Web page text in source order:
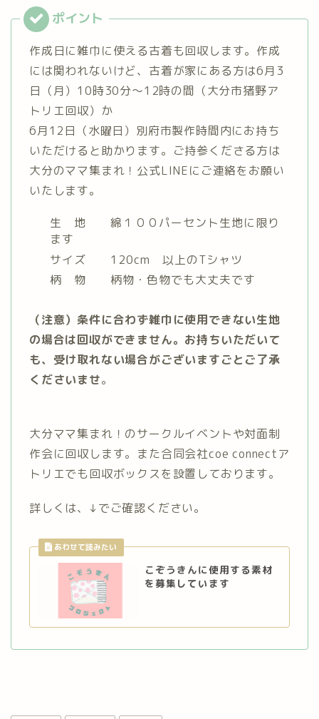
作成日に雑巾に使える古着も回収します。作成
には関われないけど、古着が家にある方は6月3
日（月）10時30分〜12時の間（大分市猪野ア
トリエ回収）か
6月12日（水曜日）別府市製作時間内にお持ち
いただけると助かります。ご持参くださる方は
大分のママ集まれ！公式LINEにご連絡をお願い
いたします。
生 地 綿１００パーセント生地に限り
ます
サイズ 120cm 以上のTシャツ
柄 物 柄物・色物でも大丈夫です
（注意）条件に合わず雑巾に使用できない生地
の場合は回収ができません。お持ちいただいて
も、受け取れない場合がございますごとご了承
くださいませ。
大分ママ集まれ！のサークルイベントや対面制
作会に回収します。また合同会社coe connectア
トリエでも回収ボックスを設置しております。
詳しくは、↓でご確認ください。
こぞうきんに使用する素材
を募集しています